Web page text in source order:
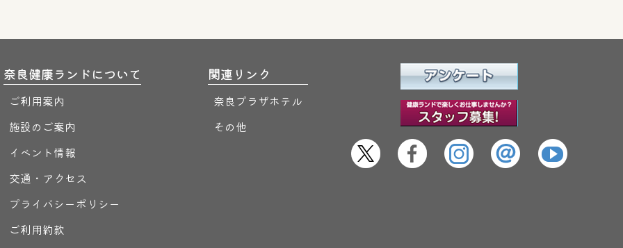
奈良健康ランドについて
ご利用案内
施設のご案内
イベント情報
交通・アクセス
プライバシーポリシー
ご利用約款
関連リンク
奈良プラザホテル
その他